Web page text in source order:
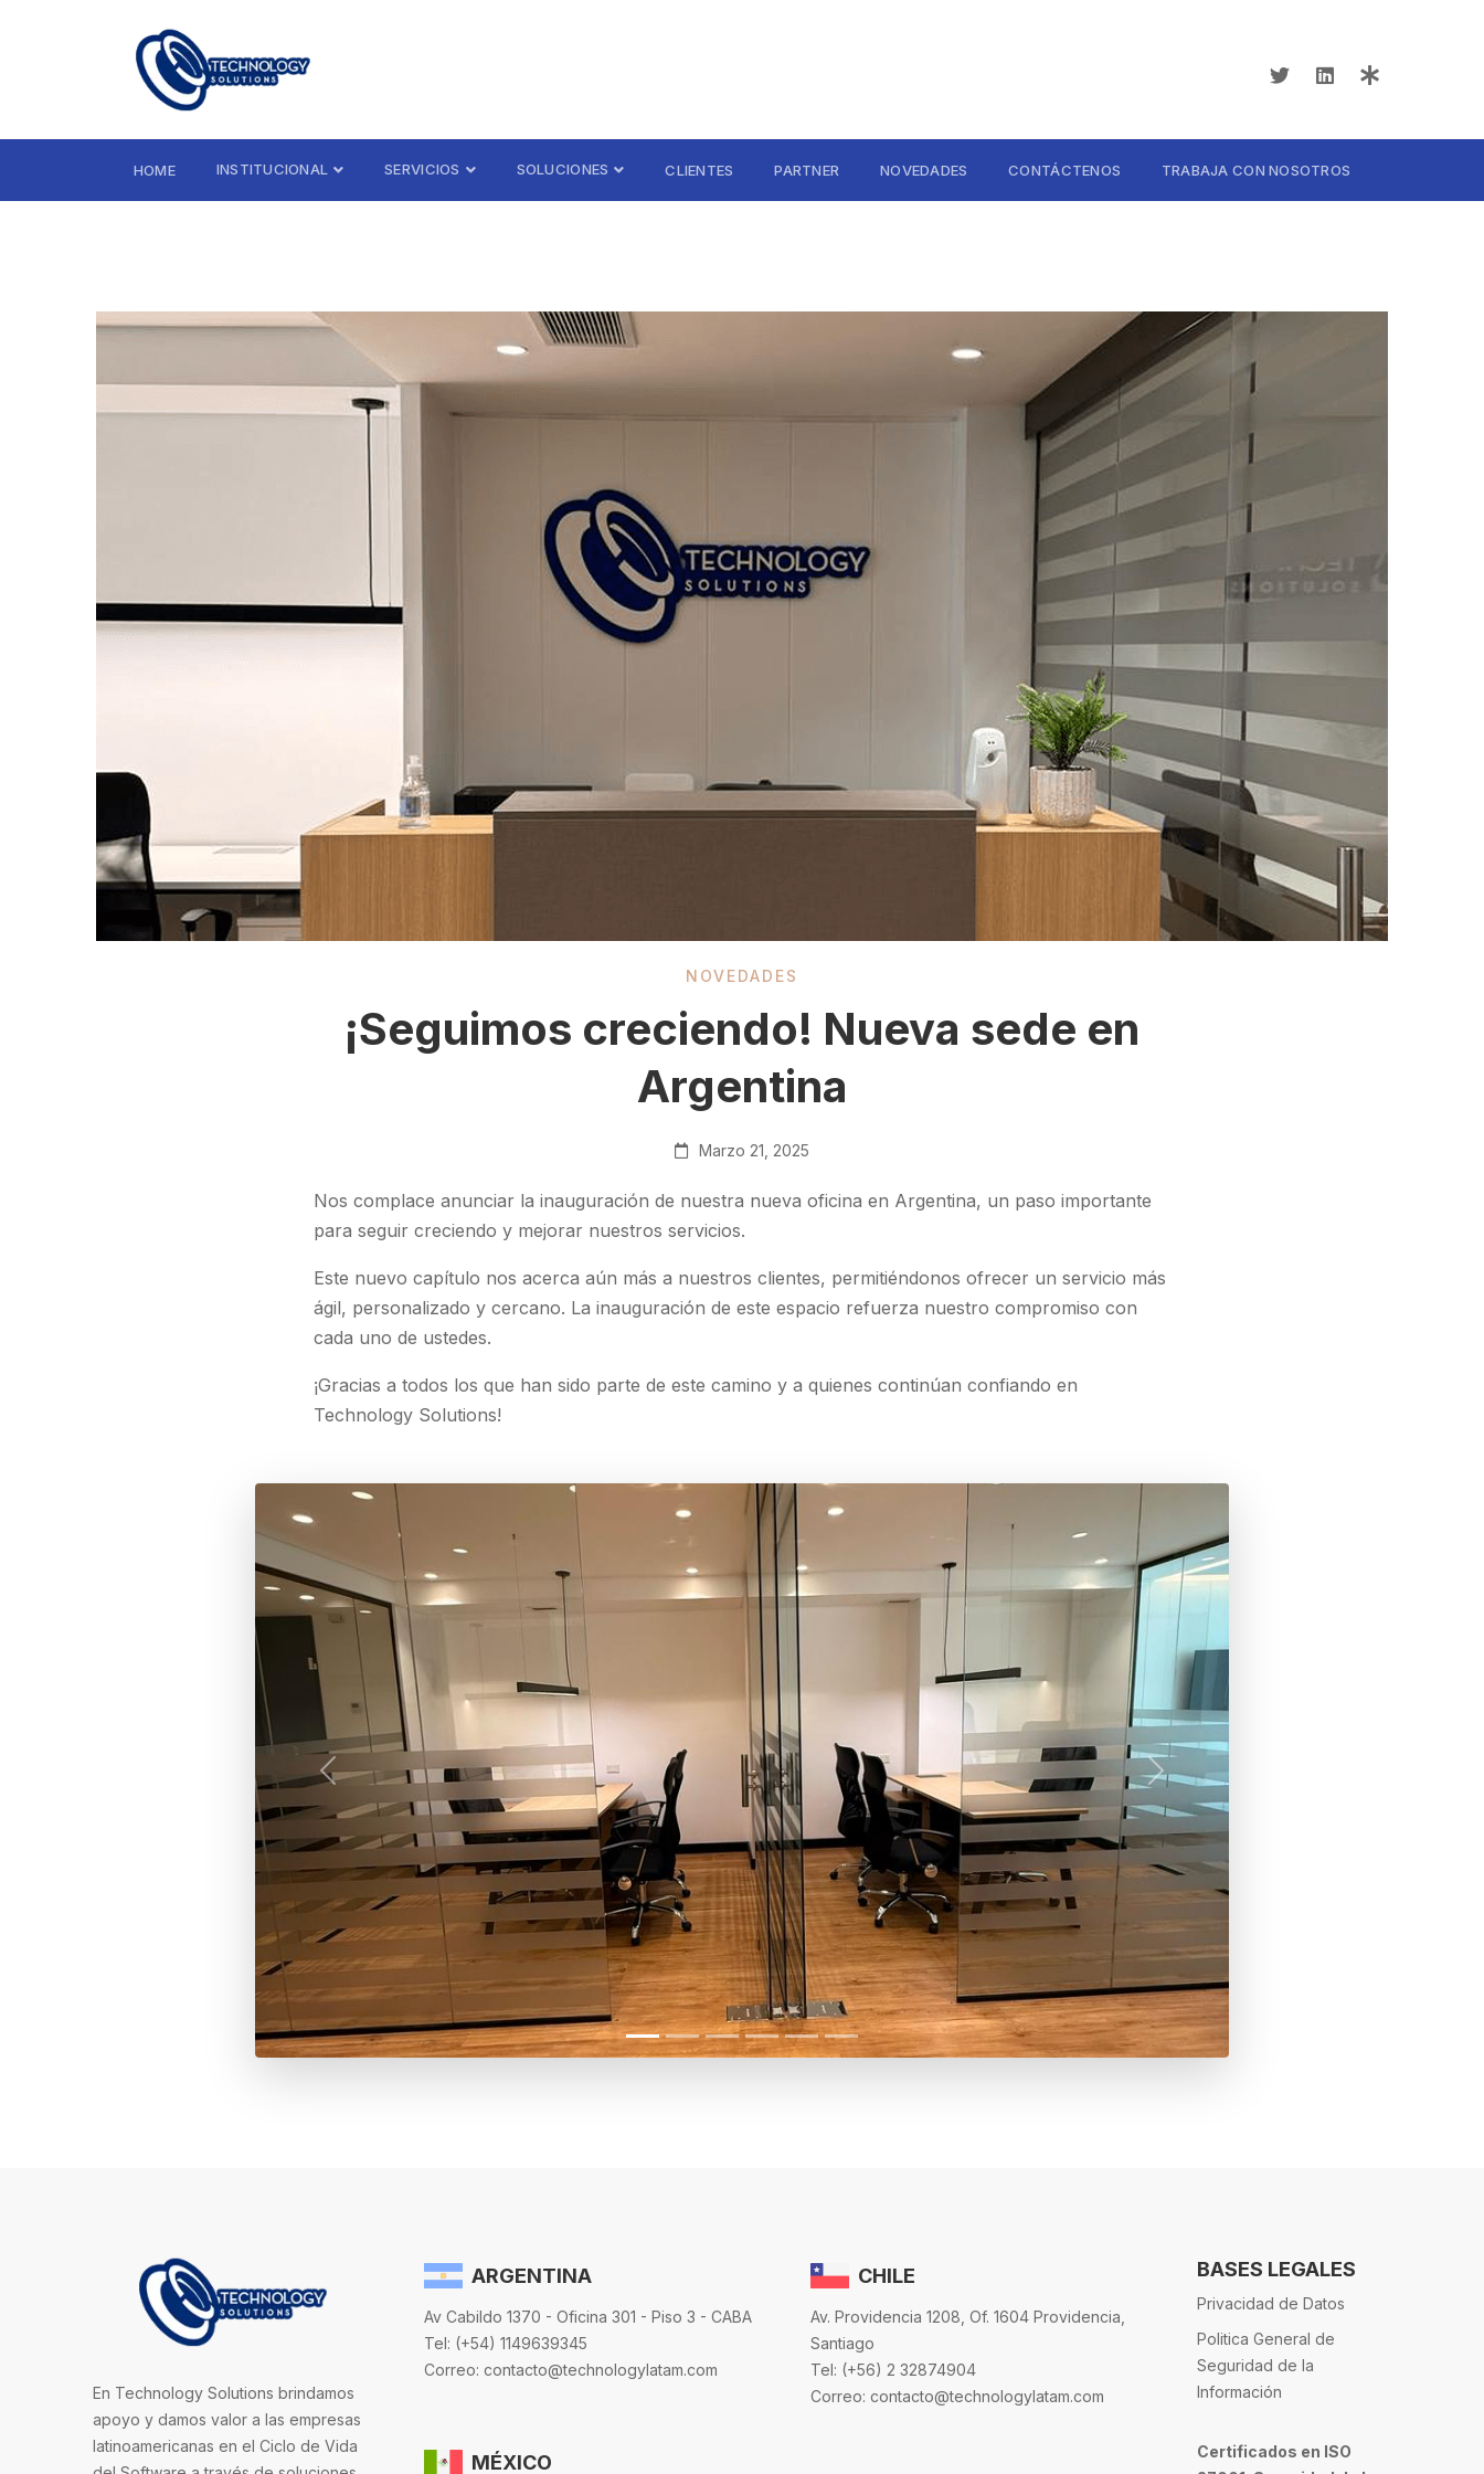
HOME INSTITUCIONAL SERVICIOS SOLUCIONES CLIENTES PARTNER NOVEDADES CONTÁCTENOS TRABAJA CON NOSOTROS
NOVEDADES
¡Seguimos creciendo! Nueva sede en
Argentina
Marzo 21, 2025
Nos complace anunciar la inauguración de nuestra nueva oficina en Argentina, un paso importante
para seguir creciendo y mejorar nuestros servicios.
Este nuevo capítulo nos acerca aún más a nuestros clientes, permitiéndonos ofrecer un servicio más
ágil, personalizado y cercano. La inauguración de este espacio refuerza nuestro compromiso con
cada uno de ustedes.
¡Gracias a todos los que han sido parte de este camino y a quienes continúan confiando en
Technology Solutions!
Anterior Siguiente
En Technology Solutions brindamos
apoyo y damos valor a las empresas
latinoamericanas en el Ciclo de Vida
ARGENTINA
Av Cabildo 1370 - Oficina 301 - Piso 3 - CABA
Tel: (+54) 1149639345
Correo: contacto@technologylatam.com
CHILE
Av. Providencia 1208, Of. 1604 Providencia,
Santiago
Tel: (+56) 2 32874904
Correo: contacto@technologylatam.com
MÉXICO
BASES LEGALES
Privacidad de Datos
Politica General de
Seguridad de la
Información
Certificados en ISO